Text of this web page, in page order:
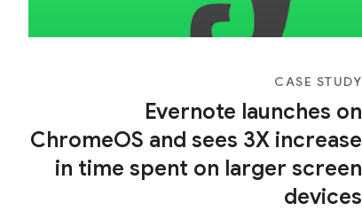
CASE STUDY
Evernote launches on
ChromeOS and sees 3X increase
in time spent on larger screen
devices